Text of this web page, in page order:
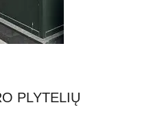
PLYTELIŲ